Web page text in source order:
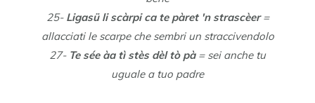
25- Ligasü li scàrpi ca te pàret 'n strascèer=
allacciati le scarpe che sembri un straccivendolo
27- Te sée àa tì stès dèl tò pà= sei anche tu
uguale a tuo padre